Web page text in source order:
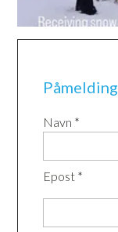
Påmelding
Navn *
Epost *